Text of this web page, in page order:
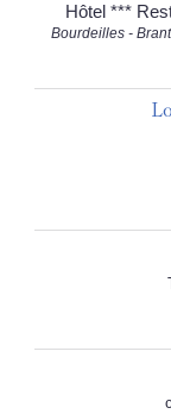
Hôtel ***
Bourdeilles -